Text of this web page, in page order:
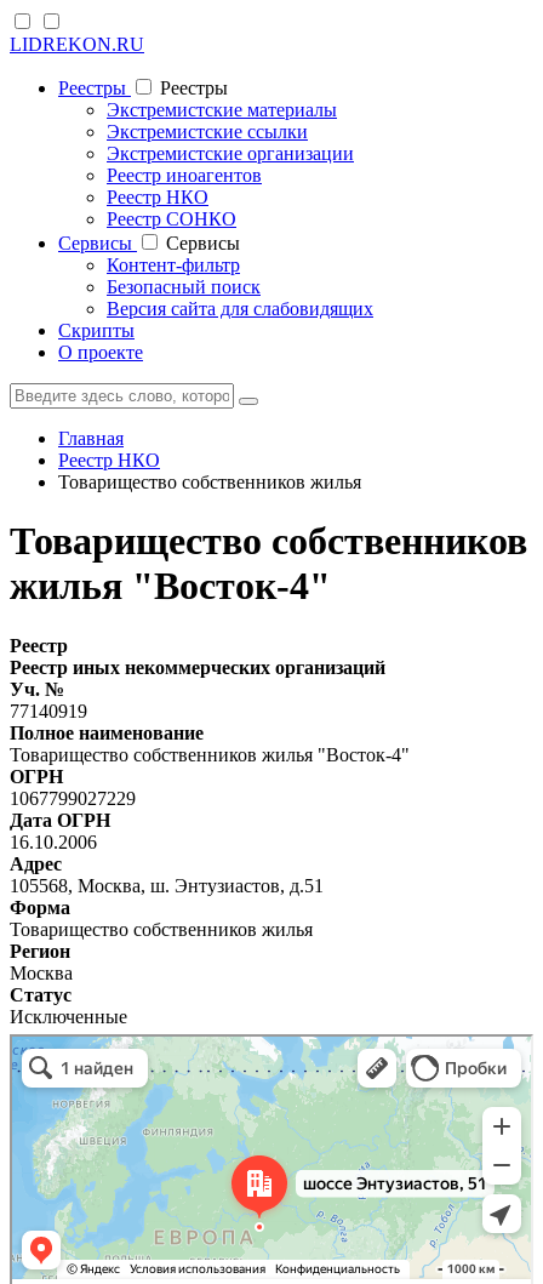
LIDREKON.RU
Реестры
Реестры
Экстремистские материалы
Экстремистские ссылки
Экстремистские организации
Реестр иноагентов
Реестр НКО
Реестр СОНКО
Cервисы
Cервисы
Контент-фильтр
Безопасный поиск
Версия сайта для слабовидящих
Скрипты
О проекте
Главная
Реестр НКО
Товарищество собственников жилья
Товарищество собственников
жилья "Восток-4"
Реестр
Реестр иных некоммерческих организаций
Уч. №
77140919
Полное наименование
Товарищество собственников жилья "Восток-4"
ОГРН
1067799027229
Дата ОГРН
16.10.2006
Адрес
105568, Москва, ш. Энтузиастов, д.51
Форма
Товарищество собственников жилья
Регион
Москва
Статус
Исключенные